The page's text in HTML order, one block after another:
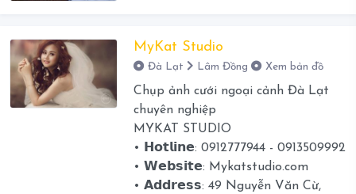
MyKat Studio
Đà Lạt Lâm Đồng Xem bản đồ
Chụp ảnh cưới ngoại cảnh Đà Lạt
chuyên nghiệp
MYKAT STUDIO
• 𝗛𝗼𝘁𝗹𝗶𝗻𝗲: 0912777944 - 0913509992
• 𝗪𝗲𝗯𝘀𝗶𝘁𝗲: Mykatstudio.com
• 𝗔𝗱𝗱𝗿𝗲𝘀𝘀: 49 Nguyễn Văn Cừ,